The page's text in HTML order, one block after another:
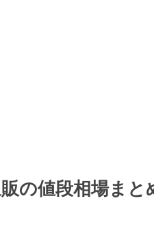
の値段相場まと